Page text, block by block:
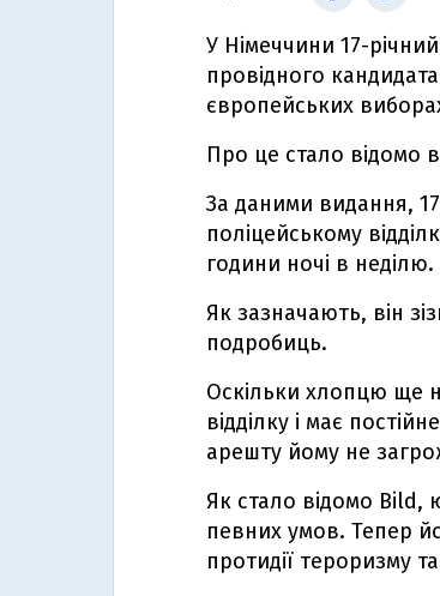
У Німеччини 17-
провідного
європейських
Про це стало відомо
За даними видання,
поліцейському
години ночі в неділю.
Як зазначають, він
подробиць.
Оскільки хлопцю ще
відділку і має
арешту йому не
Як стало відомо Bild,
певних умов. Тепер
протидії тероризму